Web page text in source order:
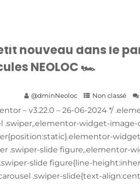
nouveau dans le
NEOLOC 🏎
@dminNeoloc Non classé
– v3.22.0 – 26-06-2024 */
.swiper,.elementor-widget-image-
.swiper-slide figure,.elementor-
slide figure{line-
.swiper-slide{text-